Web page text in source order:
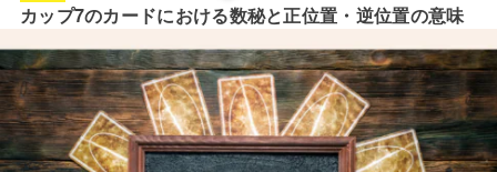
カップ7のカードにおける数秘と正位置・逆位置の意味